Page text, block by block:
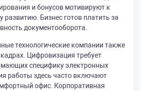
и бонусов мотивируют к
развитию. Бизнес готов платить за
документооборота.
технологические компании также
Цифровизация требует
специфику электронных
работы здесь часто включают
офис. Корпоративная